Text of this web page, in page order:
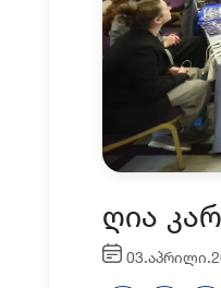
ღია